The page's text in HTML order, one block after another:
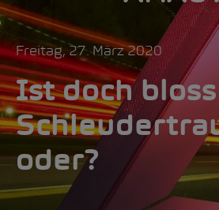
Freitag, 27. März 2020
Ist doch
oder?